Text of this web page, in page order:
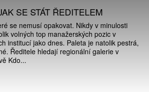
SE STÁT ŘEDITELEM
se nemusí opakovat. Nikdy v minulosti
volných top manažerských pozic v
institucí jako dnes. Paleta je natolik pestrá,
Ředitele hledají regionální galerie v
Kdo...